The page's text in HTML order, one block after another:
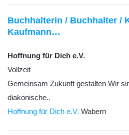
Buchhalterin / Buchhalter /
Kaufmann…
Hoffnung für Dich e.V.
Vollzeit
Gemeinsam Zukunft gestalten Wir
diakonische..
Hoffnung für Dich e.V. Wabern